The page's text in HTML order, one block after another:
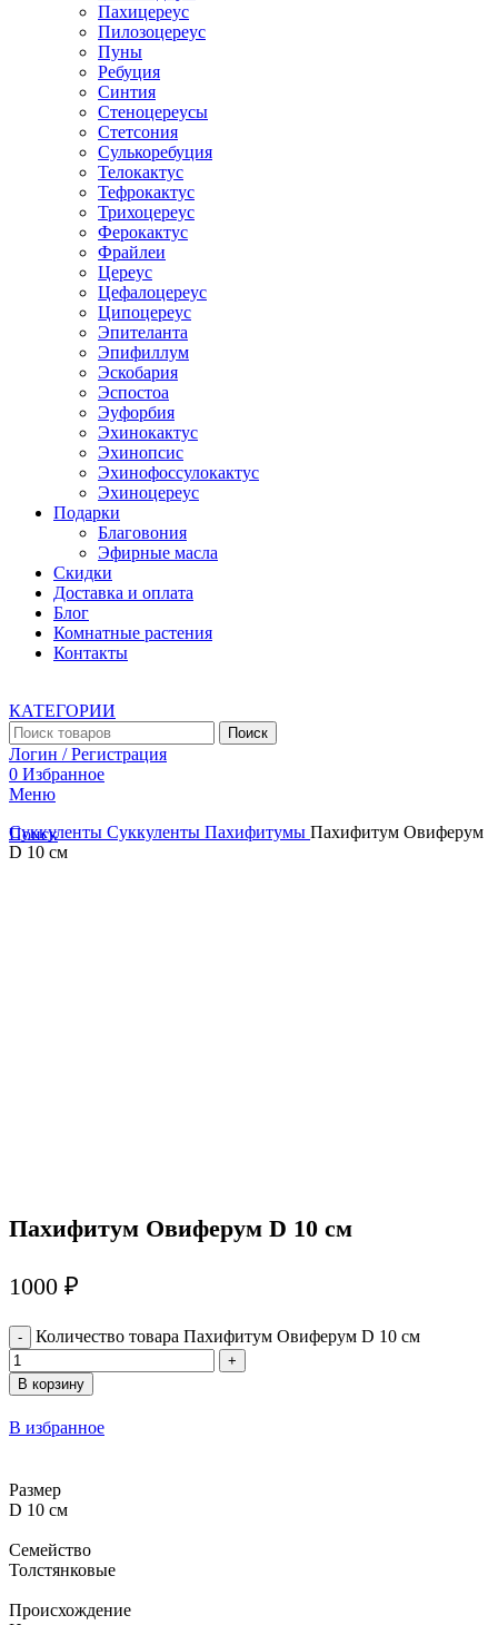
Пахицереус
Пилозоцереус
Пуны
Ребуция
Синтия
Стеноцереусы
Стетсония
Сулькоребуция
Телокактус
Тефрокактус
Трихоцереус
Ферокактус
Фрайлеи
Цереус
Цефалоцереус
Ципоцереус
Эпителанта
Эпифиллум
Эскобария
Эспостоа
Эуфорбия
Эхинокактус
Эхинопсис
Эхинофоссулокактус
Эхиноцереус
Подарки
Благовония
Эфирные масла
Скидки
Доставка и оплата
Блог
Комнатные растения
Контакты
КАТЕГОРИИ
Поиск
Логин / Регистрация
0 Избранное
Меню
Поиск
Суккуленты Суккуленты Пахифитумы Пахифитум Овиферум
D 10 см
Пахифитум Овиферум D 10 см
1000 ₽
Количество товара Пахифитум Овиферум D 10 см
В корзину
В избранное
Размер
D 10 см
Семейство
Толстянковые
Происхождение